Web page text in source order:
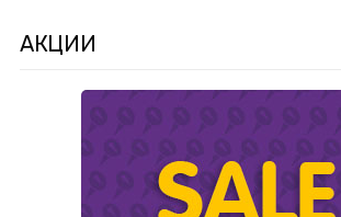
АКЦИИ